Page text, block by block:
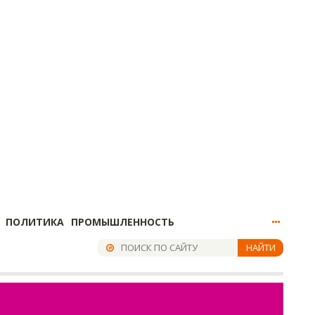
ПОЛИТИКА ПРОМЫШЛЕННОСТЬ
НАЙТИ